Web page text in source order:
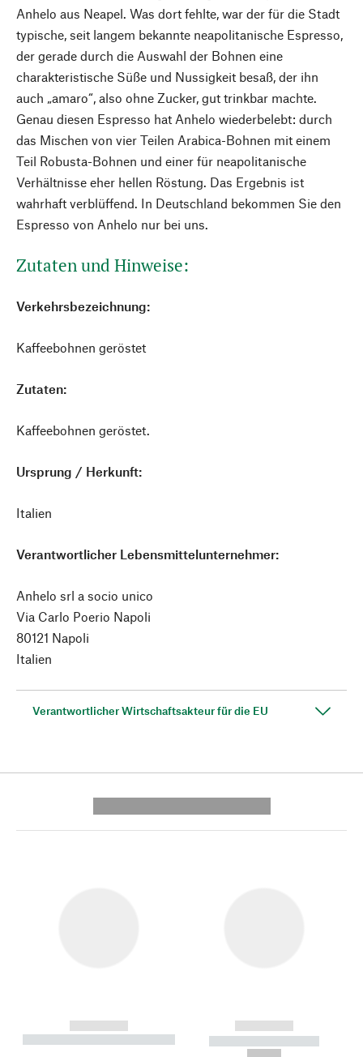
Anhelo aus Neapel. Was dort fehlte, war der für die Stadt
typische, seit langem bekannte neapolitanische Espresso,
der gerade durch die Auswahl der Bohnen eine
charakteristische Süße und Nussigkeit besaß, der ihn
auch „amaro“, also ohne Zucker, gut trinkbar machte.
Genau diesen Espresso hat Anhelo wiederbelebt: durch
das Mischen von vier Teilen Arabica-Bohnen mit einem
Teil Robusta-Bohnen und einer für neapolitanische
Verhältnisse eher hellen Röstung. Das Ergebnis ist
wahrhaft verblüffend. In Deutschland bekommen Sie den
Espresso von Anhelo nur bei uns.
Zutaten und Hinweise:
Verkehrsbezeichnung:
Kaffeebohnen geröstet
Zutaten:
Kaffeebohnen geröstet.
Ursprung / Herkunft:
Italien
Verantwortlicher Lebensmittelunternehmer:
Anhelo srl a socio unico
Via Carlo Poerio Napoli
80121 Napoli
Italien
Verantwortlicher Wirtschaftsakteur für die EU
------------
----------- ----------- --------
------------
----------- -----------